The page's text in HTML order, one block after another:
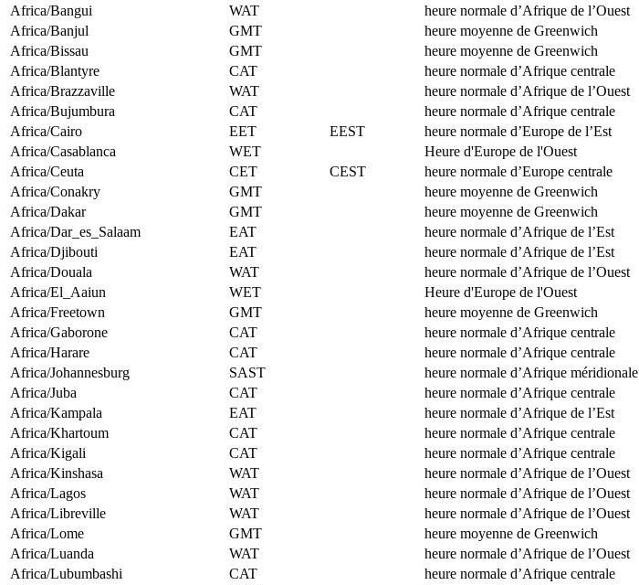
Africa/Bangui
WAT
heure normale d’Afrique de l’Ouest
Africa/Banjul
GMT
heure moyenne de Greenwich
Africa/Bissau
GMT
heure moyenne de Greenwich
Africa/Blantyre
CAT
heure normale d’Afrique centrale
Africa/Brazzaville
WAT
heure normale d’Afrique de l’Ouest
Africa/Bujumbura
CAT
heure normale d’Afrique centrale
Africa/Cairo
EET EEST heure normale d’Europe de l’Est
Africa/Casablanca
WET
Heure d'Europe de l'Ouest
Africa/Ceuta
CET CEST heure normale d’Europe centrale
Africa/Conakry
GMT
heure moyenne de Greenwich
Africa/Dakar
GMT
heure moyenne de Greenwich
Africa/Dar_es_Salaam
EAT
heure normale d’Afrique de l’Est
Africa/Djibouti
EAT
heure normale d’Afrique de l’Est
Africa/Douala
WAT
heure normale d’Afrique de l’Ouest
Africa/El_Aaiun
WET
Heure d'Europe de l'Ouest
Africa/Freetown
GMT
heure moyenne de Greenwich
Africa/Gaborone
CAT
heure normale d’Afrique centrale
Africa/Harare
CAT
heure normale d’Afrique centrale
Africa/Johannesburg
SAST
heure normale d’Afrique méridionale
Africa/Juba
CAT
heure normale d’Afrique centrale
Africa/Kampala
EAT
heure normale d’Afrique de l’Est
Africa/Khartoum
CAT
heure normale d’Afrique centrale
Africa/Kigali
CAT
heure normale d’Afrique centrale
Africa/Kinshasa
WAT
heure normale d’Afrique de l’Ouest
Africa/Lagos
WAT
heure normale d’Afrique de l’Ouest
Africa/Libreville
WAT
heure normale d’Afrique de l’Ouest
Africa/Lome
GMT
heure moyenne de Greenwich
Africa/Luanda
WAT
heure normale d’Afrique de l’Ouest
Africa/Lubumbashi
CAT
heure normale d’Afrique centrale